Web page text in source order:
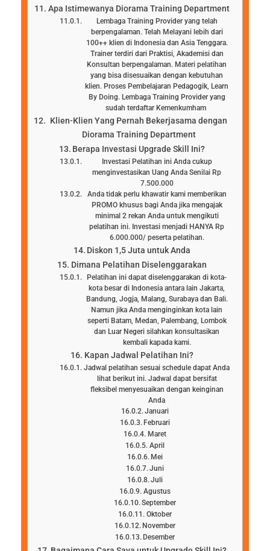
Apa Istimewanya Diorama Training Department
Lembaga Training Provider yang telah
berpengalaman. Telah Melayani lebih dari
100++ klien di Indonesia dan Asia Tenggara.
Trainer terdiri dari Praktisi, Akademisi dan
Konsultan berpengalaman. Materi pelatihan
yang bisa disesuaikan dengan kebutuhan
klien. Proses Pembelajaran Pedagogik, Learn
By Doing. Lembaga Training Provider yang
sudah terdaftar Kemenkumham
Klien-Klien Yang Pernah Bekerjasama dengan
Diorama Training Department
Berapa Investasi Upgrade Skill Ini?
Investasi Pelatihan ini Anda cukup
menginvestasikan Uang Anda Senilai Rp
7.500.000
Anda tidak perlu khawatir kami memberikan
PROMO khusus bagi Anda jika mengajak
minimal 2 rekan Anda untuk mengikuti
pelatihan ini. Investasi menjadi HANYA Rp
6.000.000/ peserta pelatihan.
Diskon 1,5 Juta untuk Anda
Dimana Pelatihan Diselenggarakan
Pelatihan ini dapat diselenggarakan di kota-
kota besar di Indonesia antara lain Jakarta,
Bandung, Jogja, Malang, Surabaya dan Bali.
Namun jika Anda menginginkan kota lain
seperti Batam, Medan, Palembang, Lombok
dan Luar Negeri silahkan konsultasikan
kembali kapada kami.
Kapan Jadwal Pelatihan Ini?
Jadwal pelatihan sesuai schedule dapat Anda
lihat berikut ini. Jadwal dapat bersifat
fleksibel menyesuaikan dengan keinginan
Anda
Januari
Februari
Maret
April
Mei
Juni
Juli
Agustus
September
Oktober
November
Desember